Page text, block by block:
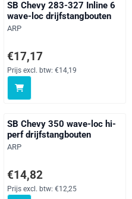
SB Chevy 283-327 Inline 6
wave-loc drijfstangbouten
Merk:
ARP
Prijs: 17,17, exclusief btw: 14,19
€17,17
Prijs excl. btw: €14,19
SB Chevy 350 wave-loc hi-
perf drijfstangbouten
Merk:
ARP
Prijs: 14,82, exclusief btw: 12,25
€14,82
Prijs excl. btw: €12,25